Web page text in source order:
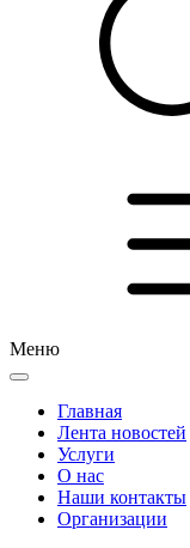
Меню
Главная
Лента новостей
Услуги
О нас
Наши контакты
Организации